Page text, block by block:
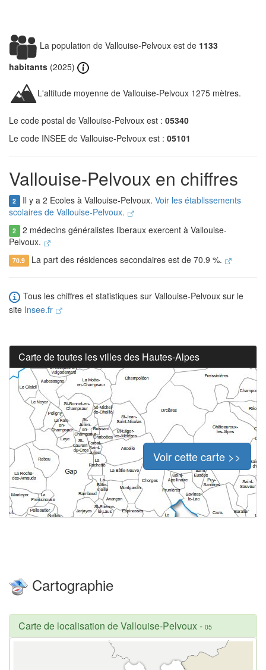
La population de Vallouise-Pelvoux est de 1133
habitants (2025)
L'altitude moyenne de Vallouise-Pelvoux 1275 mètres.
Le code postal de Vallouise-Pelvoux est : 05340
Le code INSEE de Vallouise-Pelvoux est : 05101
Vallouise-Pelvoux en chiffres
2 Il y a 2 Ecoles à Vallouise-Pelvoux. Voir les établissements
scolaires de Vallouise-Pelvoux.
2 2 médecins généralistes liberaux exercent à Vallouise-
Pelvoux.
70.9 La part des résidences secondaires est de 70.9 %.
Tous les chiffres et statistiques sur Vallouise-Pelvoux sur le
site Insee.fr
Carte de toutes les villes des Hautes-Alpes
Voir cette carte >>
Cartographie
Carte de localisation de Vallouise-Pelvoux- 05